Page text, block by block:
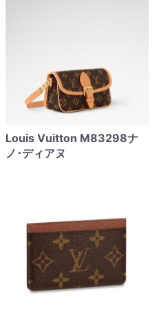
Louis Vuitton M83298ナ
ノ･ディアヌ